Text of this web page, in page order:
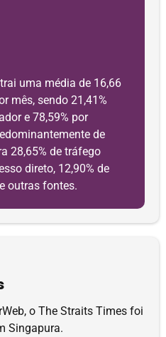
uma média de 16,66
mês, sendo 21,41%
e 78,59% por
de
28,65% de tráfego
direto, 12,90% de
outras fontes.
o The Straits Times foi
Singapura.